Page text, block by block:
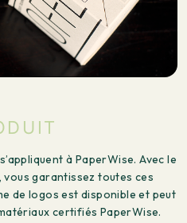
à PaperWise. Avec le
garantissez toutes ces
de logos est disponible et peut
certifiés PaperWise.